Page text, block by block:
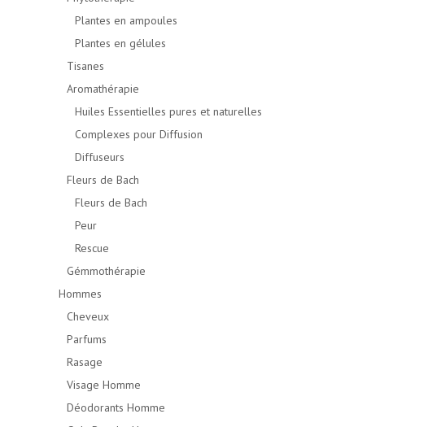
Plantes en ampoules
Plantes en gélules
Tisanes
Aromathérapie
Huiles Essentielles pures et naturelles
Complexes pour Diffusion
Diffuseurs
Fleurs de Bach
Fleurs de Bach
Peur
Rescue
Gémmothérapie
Hommes
Cheveux
Parfums
Rasage
Visage Homme
Déodorants Homme